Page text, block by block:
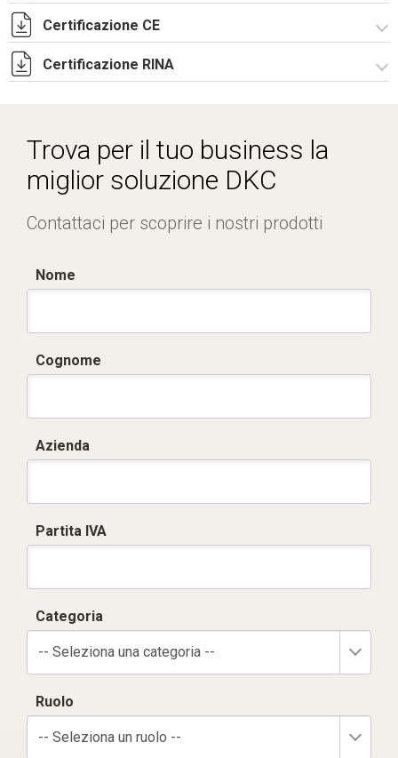
UKCA Declaration - CAE Rev.01.pdf
Lettera di esenzione EAC armadi CQE e CAE.pdf
Certificazione CE
Certificato TUV -
Certificazione RINA
Trova per il tuo business la
miglior soluzione DKC
Contattaci per scoprire i nostri prodotti
Nome
Cognome
Azienda
Partita IVA
Categoria
-- Seleziona una categoria --
Ruolo
-- Seleziona un ruolo --